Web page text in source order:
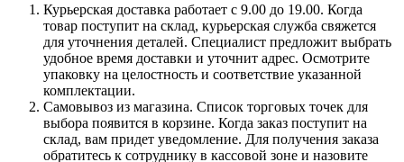
Курьерская доставка работает с 9.00 до 19.00. Когда
товар поступит на склад, курьерская служба свяжется
для уточнения деталей. Специалист предложит выбрать
удобное время доставки и уточнит адрес. Осмотрите
упаковку на целостность и соответствие указанной
комплектации.
Самовывоз из магазина. Список торговых точек для
выбора появится в корзине. Когда заказ поступит на
склад, вам придет уведомление. Для получения заказа
обратитесь к сотруднику в кассовой зоне и назовите